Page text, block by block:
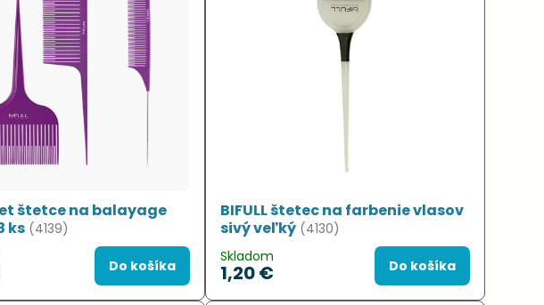
štetce na balayage
ks (4139)
Do košíka
BIFULL štetec na farbenie vlasov
sivý veľký (4130)
Skladom
1,20 € Do košíka